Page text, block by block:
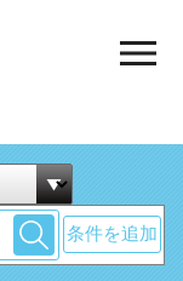
条件を追加